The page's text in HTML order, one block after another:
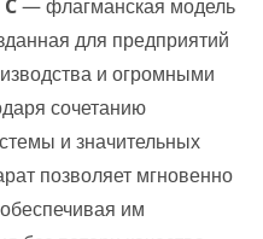
— флагманская модель
для предприятий
и огромными
сочетанию
и значительных
позволяет мгновенно
им